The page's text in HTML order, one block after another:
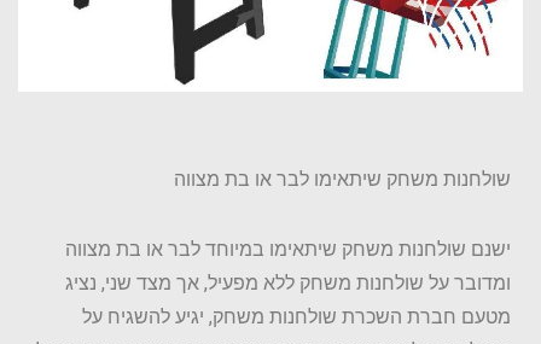
שולחנות משחק שיתאימו לבר או בת מצווה
ישנם שולחנות משחק שיתאימו במיוחד לבר או בת מצווה
ומדובר על שולחנות משחק ללא מפעיל, אך מצד שני, נציג
מטעם חברת השכרת שולחנות משחק, יגיע להשגיח על